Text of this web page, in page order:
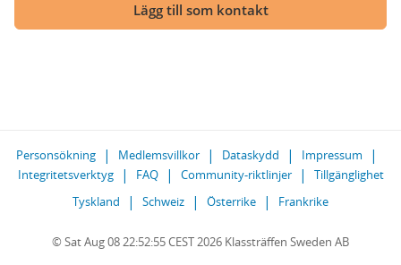
Lägg till som kontakt
Personsökning Medlemsvillkor Dataskydd
Impressum
Integritetsverktyg
FAQ Community-riktlinjer
Tillgänglighet
Tyskland
Schweiz Österrike Frankrike
© Sat Aug 08 22:52:55 CEST 2026 Klassträffen Sweden AB